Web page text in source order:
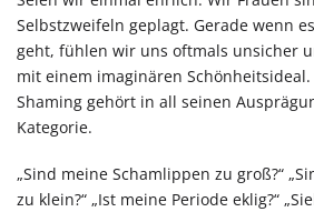
Selbstzweifeln geplagt. Gerade wenn
geht, fühlen wir uns oftmals unsicher
mit einem imaginären Schönheitsideal.
Shaming gehört in all seinen
Kategorie.
„Sind meine Schamlippen zu groß?“
zu klein?“ „Ist meine Periode eklig?“